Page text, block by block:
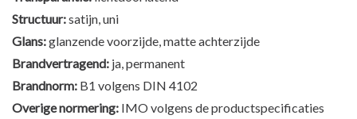
Structuur:satijn, uni
Glans:glanzende voorzijde, matte achterzijde
Brandvertragend: ja, permanent
Brandnorm: B1 volgens DIN 4102
Overige normering: IMO volgens de productspecificaties